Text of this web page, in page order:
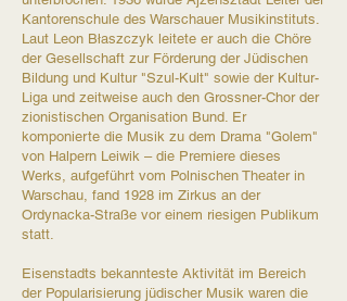
Kantorenschule des Warschauer Musikinstituts.
Laut Leon Błaszczyk leitete er auch die Chöre
der Gesellschaft zur Förderung der Jüdischen
Bildung und Kultur "Szul-Kult" sowie der Kultur-
Liga und zeitweise auch den Grossner-Chor der
zionistischen Organisation Bund. Er
komponierte die Musik zu dem Drama "Golem"
von Halpern Leiwik – die Premiere dieses
Werks, aufgeführt vom Polnischen Theater in
Warschau, fand 1928 im Zirkus an der
Ordynacka-Straße vor einem riesigen Publikum
statt.​
Eisenstadts bekannteste Aktivität im Bereich
der Popularisierung jüdischer Musik waren die